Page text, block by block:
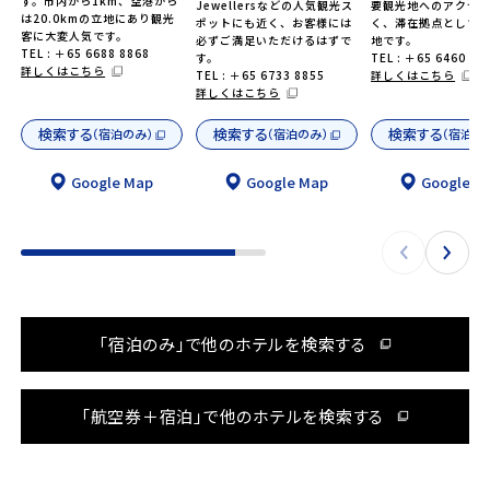
は20.0kmの立地にあり観光
客に大変人気です。
TEL : ＋65 6688 8868
詳しくはこちら
検索する（宿泊のみ）
Google Map
Jewellersなどの人気観光ス
ポットにも近く、お客様には
必ずご満足いただけるはずで
す。
TEL : ＋65 6733 8855
詳しくはこちら
検索する（宿泊のみ）
Google Map
要観光地へのアクセ
く、滞在拠点として
地です。
TEL : ＋65 6460
詳しくはこちら
検索する（宿泊の
Google
「宿泊のみ」で他のホテルを検索する
「航空券＋宿泊」で他のホテルを検索する